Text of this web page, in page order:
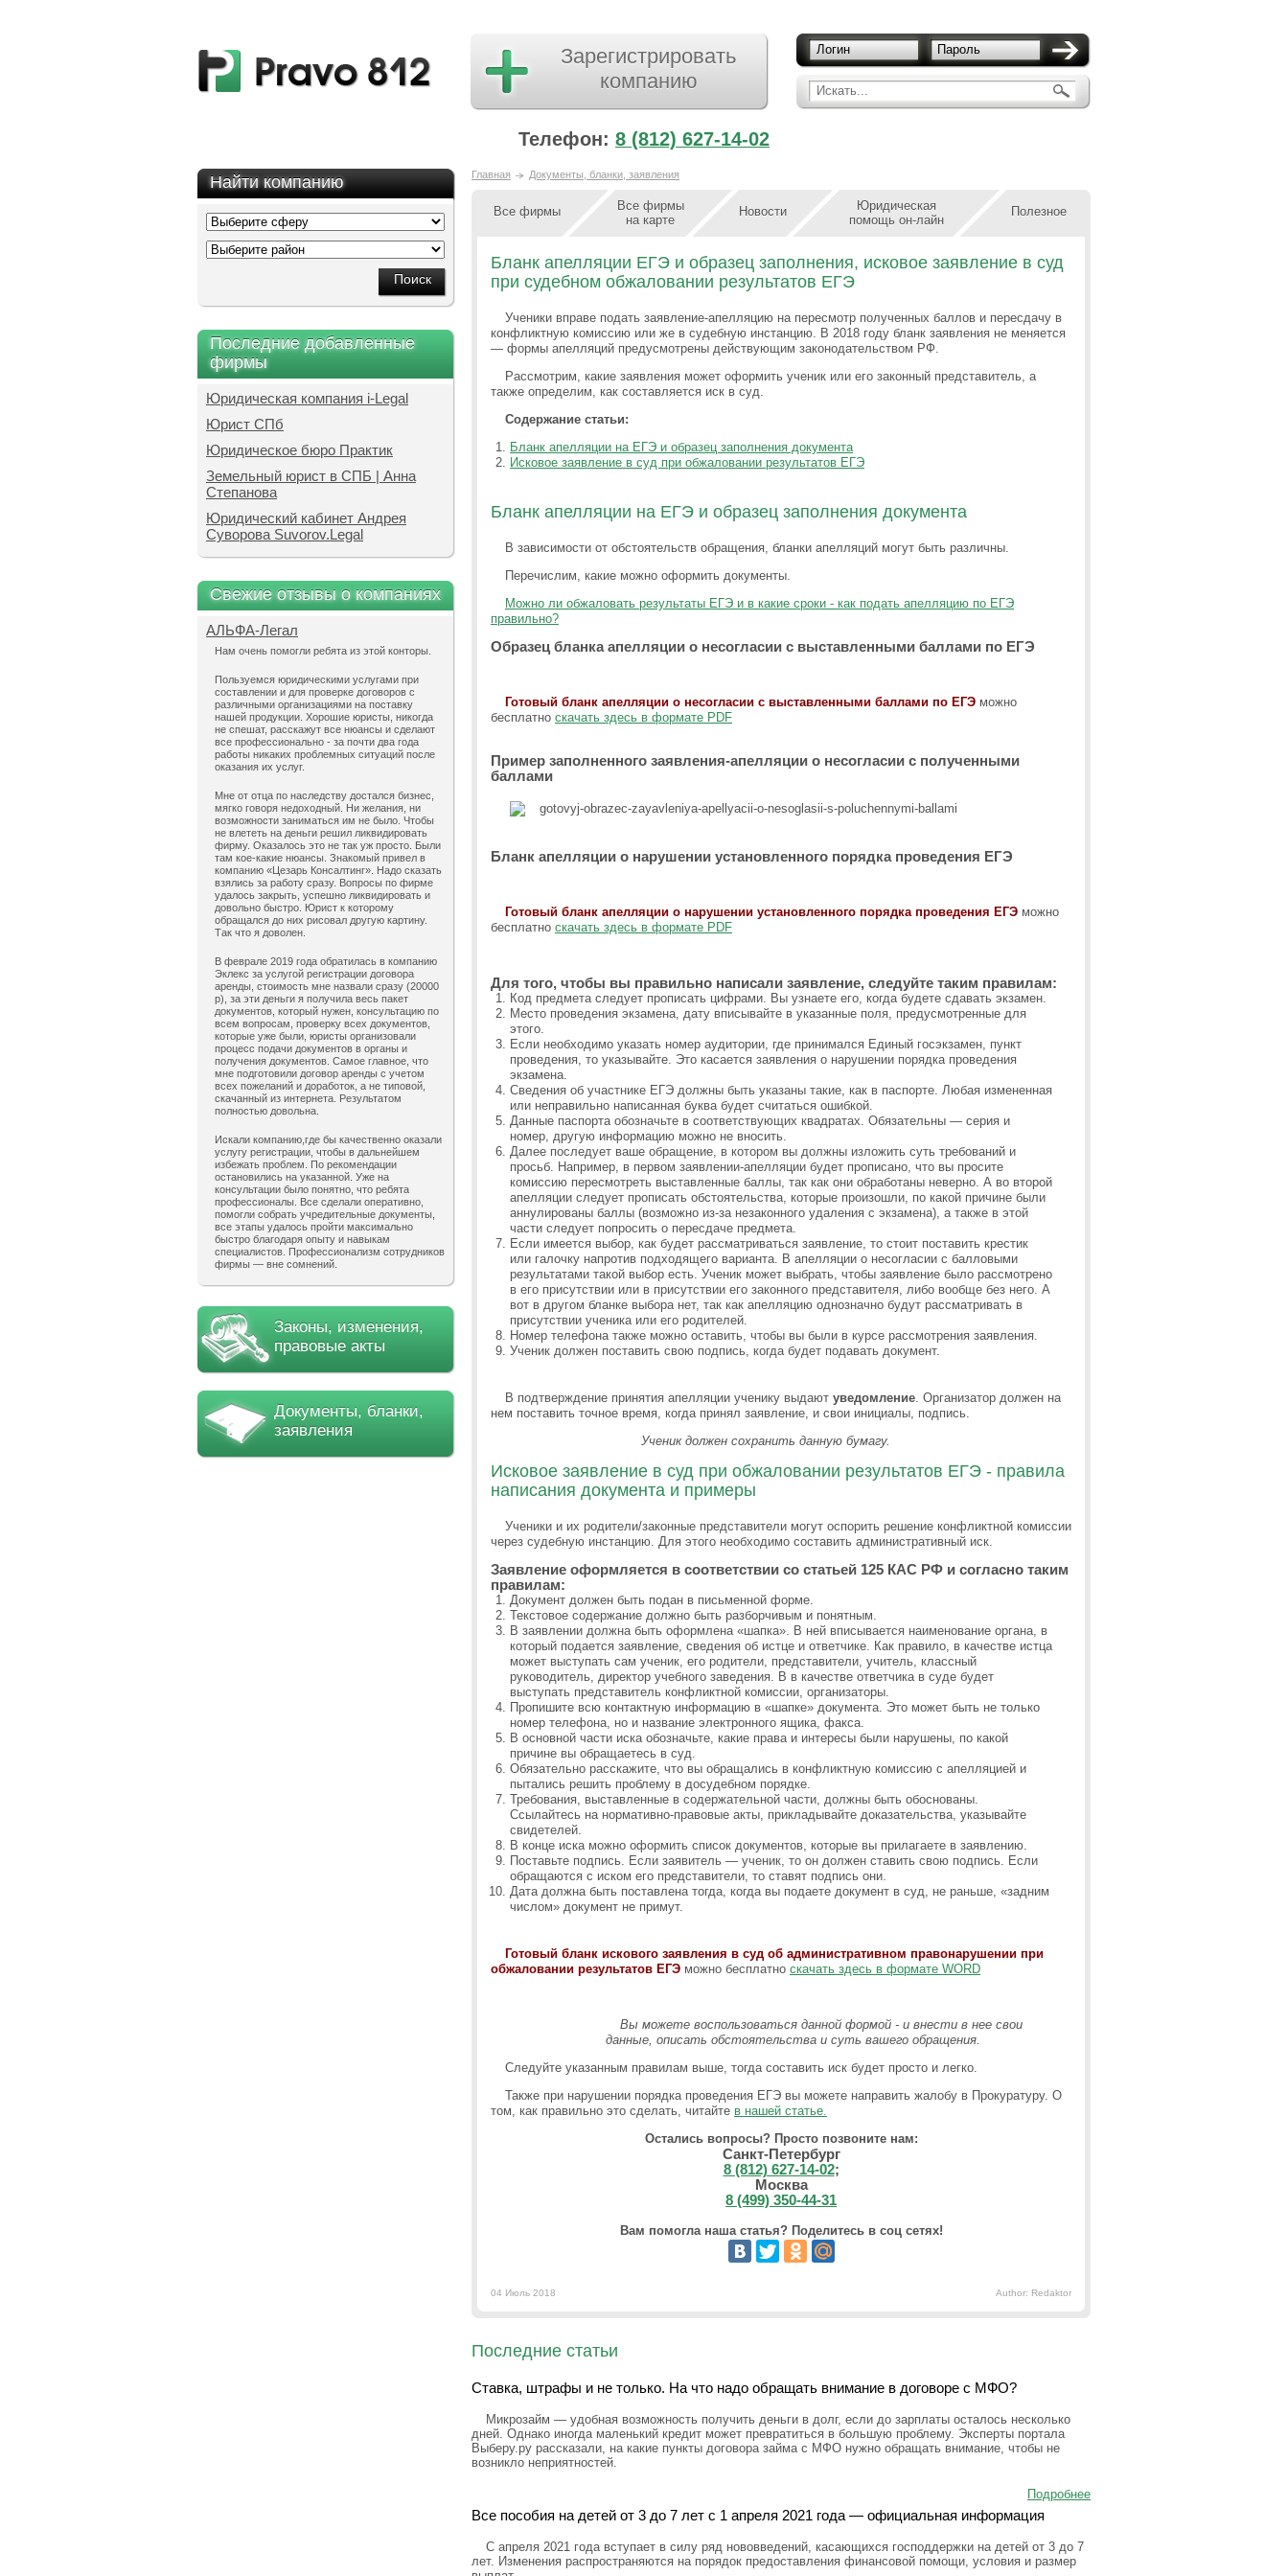
Искать...
Логин Пароль
Зарегистрировать
компанию
Телефон: 8 (812) 627-14-02
Найти компанию
Последние добавленные
фирмы
Юридическая компания i-Legal
Юрист СПб
Юридическое бюро Практик
Земельный юрист в СПБ | Анна
Степанова
Юридический кабинет Андрея
Суворова Suvorov.Legal
Свежие отзывы о компаниях
АЛЬФА-Легал
Нам очень помогли ребята из этой конторы.
Пользуемся юридическими услугами при
составлении и для проверке договоров с
различными организациями на поставку
нашей продукции. Хорошие юристы, никогда
не спешат, расскажут все нюансы и сделают
все профессионально - за почти два года
работы никаких проблемных ситуаций после
оказания их услуг.
Мне от отца по наследству достался бизнес,
мягко говоря недоходный. Ни желания, ни
возможности заниматься им не было. Чтобы
не влететь на деньги решил ликвидировать
фирму. Оказалось это не так уж просто. Были
там кое-какие нюансы. Знакомый привел в
компанию «Цезарь Консалтинг». Надо сказать
взялись за работу сразу. Вопросы по фирме
удалось закрыть, успешно ликвидировать и
довольно быстро. Юрист к которому
обращался до них рисовал другую картину.
Так что я доволен.
В феврале 2019 года обратилась в компанию
Эклекс за услугой регистрации договора
аренды, стоимость мне назвали сразу (20000
р), за эти деньги я получила весь пакет
документов, который нужен, консультацию по
всем вопросам, проверку всех документов,
которые уже были, юристы организовали
процесс подачи документов в органы и
получения документов. Самое главное, что
мне подготовили договор аренды с учетом
всех пожеланий и доработок, а не типовой,
скачанный из интернета. Результатом
полностью довольна.
Искали компанию,где бы качественно оказали
услугу регистрации, чтобы в дальнейшем
избежать проблем. По рекомендации
остановились на указанной. Уже на
консультации было понятно, что ребята
профессионалы. Все сделали оперативно,
помогли собрать учредительные документы,
все этапы удалось пройти максимально
быстро благодаря опыту и навыкам
специалистов. Профессионализм сотрудников
фирмы — вне сомнений.
Законы, изменения,
правовые акты
Документы, бланки,
заявления
Главная Документы, бланки, заявления
Все фирмы
Все фирмы
на карте
Новости
Юридическая
помощь он-лайн
Полезное
Бланк апелляции ЕГЭ и образец заполнения, исковое заявление в суд
при судебном обжаловании результатов ЕГЭ
Ученики вправе подать заявление-апелляцию на пересмотр полученных баллов и пересдачу в
конфликтную комиссию или же в судебную инстанцию. В 2018 году бланк заявления не меняется
— формы апелляций предусмотрены действующим законодательством РФ.
Рассмотрим, какие заявления может оформить ученик или его законный представитель, а
также определим, как составляется иск в суд.
Содержание статьи:
Бланк апелляции на ЕГЭ и образец заполнения документа
Исковое заявление в суд при обжаловании результатов ЕГЭ
Бланк апелляции на ЕГЭ и образец заполнения документа
В зависимости от обстоятельств обращения, бланки апелляций могут быть различны.
Перечислим, какие можно оформить документы.
Можно ли обжаловать результаты ЕГЭ и в какие сроки - как подать апелляцию по ЕГЭ
правильно?
Образец бланка апелляции о несогласии с выставленными баллами по ЕГЭ
Готовый бланк апелляции о несогласии с выставленными баллами по ЕГЭ можно
бесплатно скачать здесь в формате PDF
Пример заполненного заявления-апелляции о несогласии с полученными
баллами
Бланк апелляции о нарушении установленного порядка проведения ЕГЭ
Готовый бланк апелляции о нарушении установленного порядка проведения ЕГЭ можно
бесплатно скачать здесь в формате PDF
Для того, чтобы вы правильно написали заявление, следуйте таким правилам:
Код предмета следует прописать цифрами. Вы узнаете его, когда будете сдавать экзамен.
Место проведения экзамена, дату вписывайте в указанные поля, предусмотренные для
этого.
Если необходимо указать номер аудитории, где принимался Единый госэкзамен, пункт
проведения, то указывайте. Это касается заявления о нарушении порядка проведения
экзамена.
Сведения об участнике ЕГЭ должны быть указаны такие, как в паспорте. Любая измененная
или неправильно написанная буква будет считаться ошибкой.
Данные паспорта обозначьте в соответствующих квадратах. Обязательны — серия и
номер, другую информацию можно не вносить.
Далее последует ваше обращение, в котором вы должны изложить суть требований и
просьб. Например, в первом заявлении-апелляции будет прописано, что вы просите
комиссию пересмотреть выставленные баллы, так как они обработаны неверно. А во второй
апелляции следует прописать обстоятельства, которые произошли, по какой причине были
аннулированы баллы (возможно из-за незаконного удаления с экзамена), а также в этой
части следует попросить о пересдаче предмета.
Если имеется выбор, как будет рассматриваться заявление, то стоит поставить крестик
или галочку напротив подходящего варианта. В апелляции о несогласии с балловыми
результатами такой выбор есть. Ученик может выбрать, чтобы заявление было рассмотрено
в его присутствии или в присутствии его законного представителя, либо вообще без него. А
вот в другом бланке выбора нет, так как апелляцию однозначно будут рассматривать в
присутствии ученика или его родителей.
Номер телефона также можно оставить, чтобы вы были в курсе рассмотрения заявления.
Ученик должен поставить свою подпись, когда будет подавать документ.
В подтверждение принятия апелляции ученику выдают уведомление. Организатор должен на
нем поставить точное время, когда принял заявление, и свои инициалы, подпись.
Ученик должен сохранить данную бумагу.
Исковое заявление в суд при обжаловании результатов ЕГЭ - правила
написания документа и примеры
Ученики и их родители/законные представители могут оспорить решение конфликтной комиссии
через судебную инстанцию. Для этого необходимо составить административный иск.
Заявление оформляется в соответствии со статьей 125 КАС РФ и согласно таким
правилам:
Документ должен быть подан в письменной форме.
Текстовое содержание должно быть разборчивым и понятным.
В заявлении должна быть оформлена «шапка». В ней вписывается наименование органа, в
который подается заявление, сведения об истце и ответчике. Как правило, в качестве истца
может выступать сам ученик, его родители, представители, учитель, классный
руководитель, директор учебного заведения. В в качестве ответчика в суде будет
выступать представитель конфликтной комиссии, организаторы.
Пропишите всю контактную информацию в «шапке» документа. Это может быть не только
номер телефона, но и название электронного ящика, факса.
В основной части иска обозначьте, какие права и интересы были нарушены, по какой
причине вы обращаетесь в суд.
Обязательно расскажите, что вы обращались в конфликтную комиссию с апелляцией и
пытались решить проблему в досудебном порядке.
Требования, выставленные в содержательной части, должны быть обоснованы.
Ссылайтесь на нормативно-правовые акты, прикладывайте доказательства, указывайте
свидетелей.
В конце иска можно оформить список документов, которые вы прилагаете в заявлению.
Поставьте подпись. Если заявитель — ученик, то он должен ставить свою подпись. Если
обращаются с иском его представители, то ставят подпись они.
Дата должна быть поставлена тогда, когда вы подаете документ в суд, не раньше, «задним
числом» документ не примут.
Готовый бланк искового заявления в суд об административном правонарушении при
обжаловании результатов ЕГЭ можно бесплатно скачать здесь в формате WORD
Вы можете воспользоваться данной формой - и внести в нее свои
данные, описать обстоятельства и суть вашего обращения.
Следуйте указанным правилам выше, тогда составить иск будет просто и легко.
Также при нарушении порядка проведения ЕГЭ вы можете направить жалобу в Прокуратуру. О
том, как правильно это сделать, читайте в нашей статье.
Остались вопросы? Просто позвоните нам:
Санкт-Петербург
8 (812) 627-14-02;
Москва
8 (499) 350-44-31
Вам помогла наша статья? Поделитесь в соц сетях!
04 Июль 2018 Author: Redaktor
Последние статьи
Ставка, штрафы и не только. На что надо обращать внимание в договоре с МФО?
Микрозайм — удобная возможность получить деньги в долг, если до зарплаты осталось несколько
дней. Однако иногда маленький кредит может превратиться в большую проблему. Эксперты портала
Выберу.ру рассказали, на какие пункты договора займа с МФО нужно обращать внимание, чтобы не
возникло неприятностей.
Подробнее
Все пособия на детей от 3 до 7 лет с 1 апреля 2021 года — официальная информация
С апреля 2021 года вступает в силу ряд нововведений, касающихся господдержки на детей от 3 до 7
лет. Изменения распространяются на порядок предоставления финансовой помощи, условия и размер